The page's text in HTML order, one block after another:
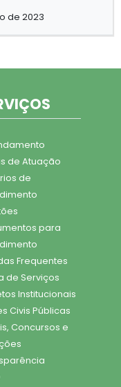
de 2023
de Atuação
de
para
Frequentes
de Serviços
Institucionais
Civis Públicas
Concursos e